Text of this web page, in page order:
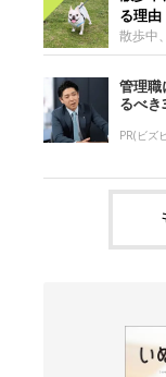
きもち
散歩に
をする
が急に
て、い
先生に
ラリー
珍しい
体にた
るのか
方もい
は、犬
かを
「犬の
いて、
き先生
動量
真ギ
と感じ
として
る理
のはな
散歩中
の様子
はあり
ると、
「ちゃ
ことが
がら
んな気
回は、
理由
応の
獣医師
管理職
るべ
PR(ビズ